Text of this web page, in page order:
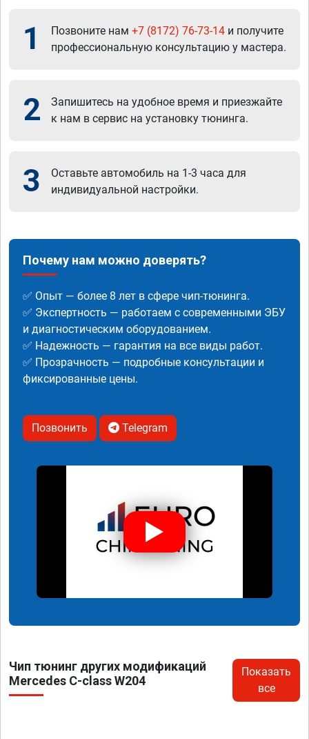
1 Позвоните нам +7 (8172) 76-73-14 и получите
профессиональную консультацию у мастера.
2
Запишитесь на удобное время и приезжайте
к нам в сервис на установку тюнинга.
3
Оставьте автомобиль на 1-3 часа для
индивидуальной настройки.
Почему нам можно доверять?
✅ Опыт — более 8 лет в сфере чип-тюнинга.
✅ Экспертность — работаем с современными ЭБУ
и диагностическим оборудованием.
✅ Надежность — гарантия на все виды работ.
✅ Прозрачность — подробные консультации и
фиксированные цены.
Позвонить Telegram
Чип тюнинг других модификаций
Mercedes C-class W204
Показать
все